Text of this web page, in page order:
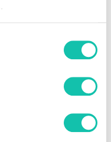
blush-on 108 shining